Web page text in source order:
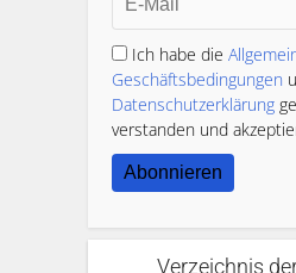
Ich habe die
Geschäftsbedingungen
Datenschutzerklärung
verstanden und
Abonnieren
Verzeichnis